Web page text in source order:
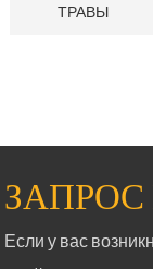
ТРАВЫ
Если у вас